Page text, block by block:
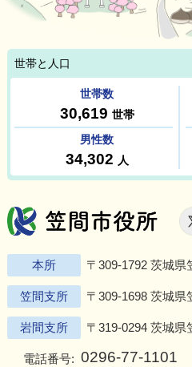
本所 〒309-1792 茨城
笠間支所 〒309-1698 茨城県
岩間支所 〒319-0294 茨城県
電話番号: 0296-77-1101